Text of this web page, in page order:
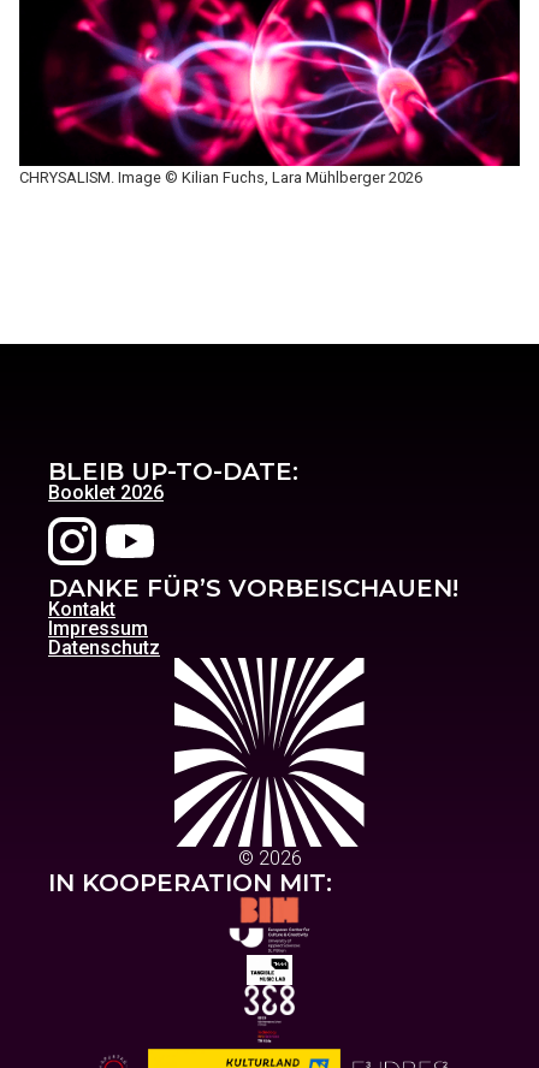
CHRYSALISM. Image © Kilian Fuchs, Lara Mühlberger 2026
BLEIB UP-TO-DATE:
Booklet 2026
DANKE FÜR’S VORBEISCHAUEN!
Kontakt
Impressum
Datenschutz
© 2026
IN KOOPERATION MIT: